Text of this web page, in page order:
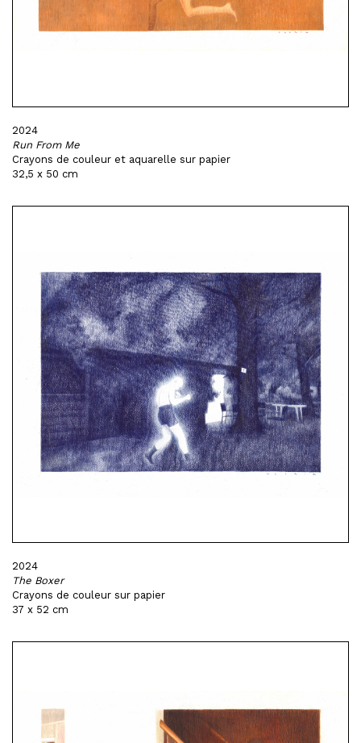
2024
Run From Me
Crayons de couleur et aquarelle sur papier
32,5 x 50 cm
2024
The Boxer
Crayons de couleur sur papier
37 x 52 cm